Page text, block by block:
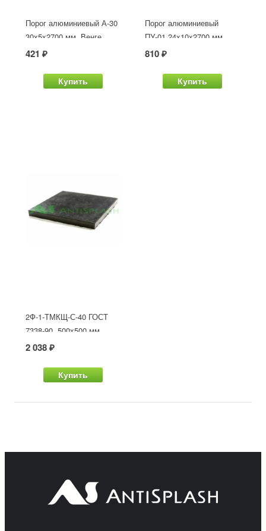
Порог алюминиевый А-30
30х5x2700 мм, Венге
421 ₽
Купить
Порог алюминиевый
ПУ-01 24x10x2700 мм,
окрашенный в черный
810 ₽
Купить
2Ф-1-ТМКЩ-С-40 ГОСТ
7338-90, 500x500 мм
2 038 ₽
Купить